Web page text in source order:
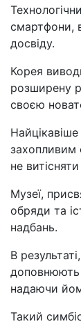
смартфони,
досвіду.
Корея
розширену
своєю
захопливим
не
Музеї,
обряди та
надбань.
В
доповнюють
надаючи
Такий